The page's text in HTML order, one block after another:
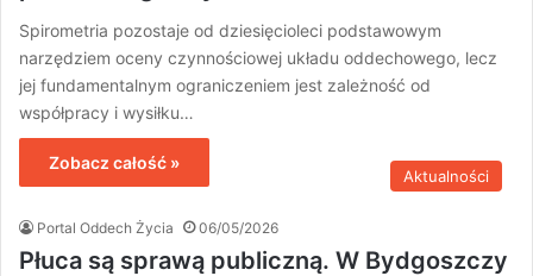
Spirometria pozostaje od dziesięcioleci podstawowym
narzędziem oceny czynnościowej układu oddechowego, lecz
jej fundamentalnym ograniczeniem jest zależność od
współpracy i wysiłku…
Zobacz całość »
Aktualności
Portal Oddech Życia 06/05/2026
Płuca są sprawą publiczną. W Bydgoszczy